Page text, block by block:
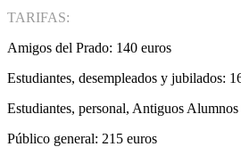
TARIFAS:
Amigos del Prado: 140 euros
Estudiantes, desempleados y jubilados:
Estudiantes, personal, Antiguos
Público general: 215 euros